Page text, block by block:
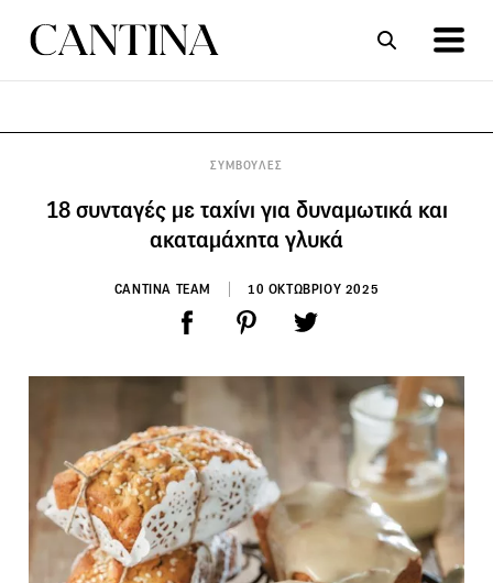
ΣΥΜΒΟΥΛΕΣ
18 συνταγές με ταχίνι για δυναμωτικά και
ακαταμάχητα γλυκά
CANTINA TEAM 10 ΟΚΤΩΒΡΙΟΥ 2025